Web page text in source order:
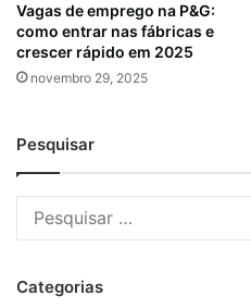
Vagas de emprego na P&G:
como entrar nas fábricas e
crescer rápido em 2025
novembro 29, 2025
Pesquisar
Categorias